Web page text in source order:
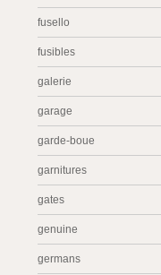
fusello
fusibles
galerie
garage
garde-boue
garnitures
gates
genuine
germans